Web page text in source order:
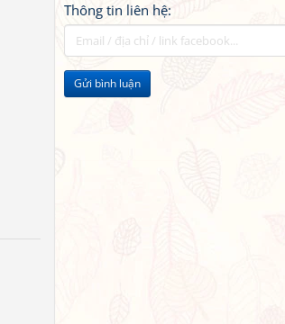
Thông tin liên hệ:
Gửi bình luận